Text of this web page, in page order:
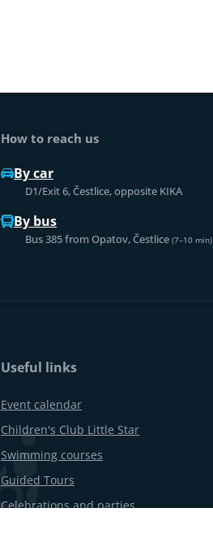
How to reach us
By car
D1/Exit 6, Čestlice, opposite KIKA
By bus
Bus 385 from Opatov, Čestlice (7–10 min)
Useful links
Event calendar
Children's Club Little Star
Swimming courses
Guided Tours
Celebrations and parties